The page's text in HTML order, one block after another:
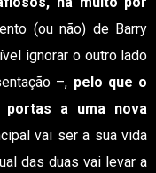
(ou não) de Barry
ignorar o outro lado
–, pelo que o
a uma nova
vai ser a sua vida
das duas vai levar a